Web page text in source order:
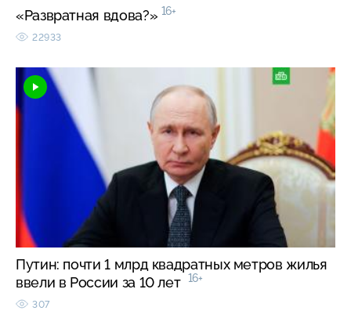
«Развратная вдова?» 16+
22933
Путин: почти 1 млрд квадратных метров жилья
ввели в России за 10 лет 16+
307